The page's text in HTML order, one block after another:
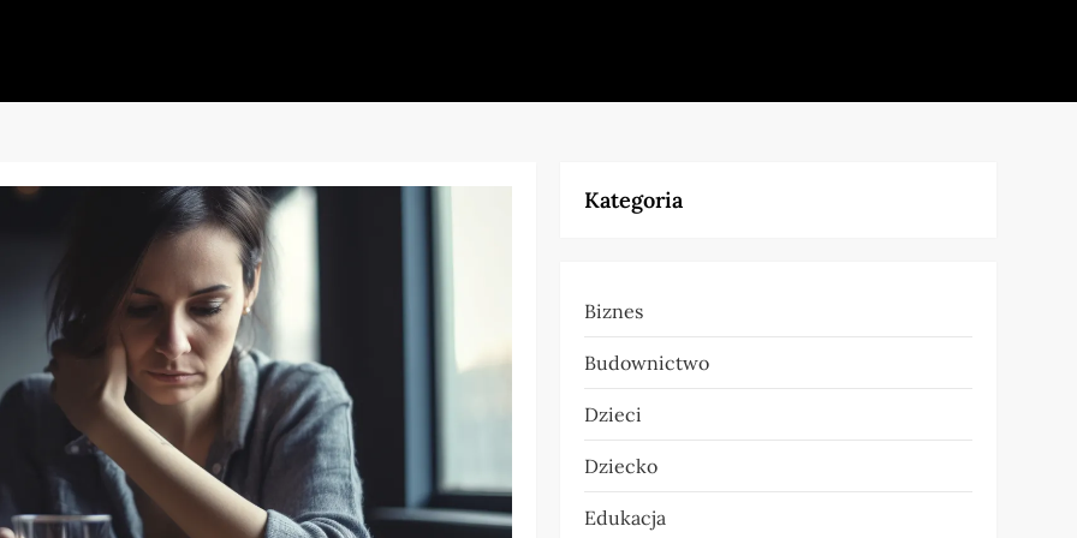
Kategoria
Biznes
Budownictwo
Dzieci
Dziecko
Edukacja